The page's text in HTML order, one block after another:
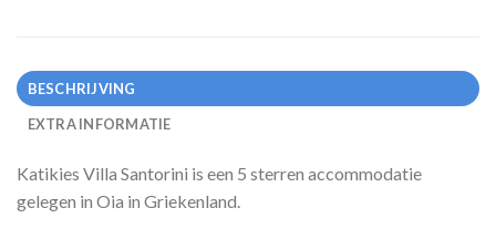
BESCHRIJVING
EXTRA INFORMATIE
Katikies Villa Santorini is een 5 sterren accommodatie
gelegen in Oia in Griekenland.